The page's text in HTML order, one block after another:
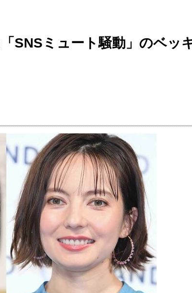
SNSミュート騒動」のベッ